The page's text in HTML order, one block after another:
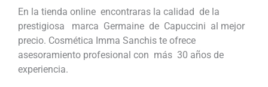
En la tienda online encontraras la calidad de la
prestigiosa marca Germaine de Capuccini al mejor
precio. Cosmética Imma Sanchis te ofrece
asesoramiento profesional con más 30 años de
experiencia.